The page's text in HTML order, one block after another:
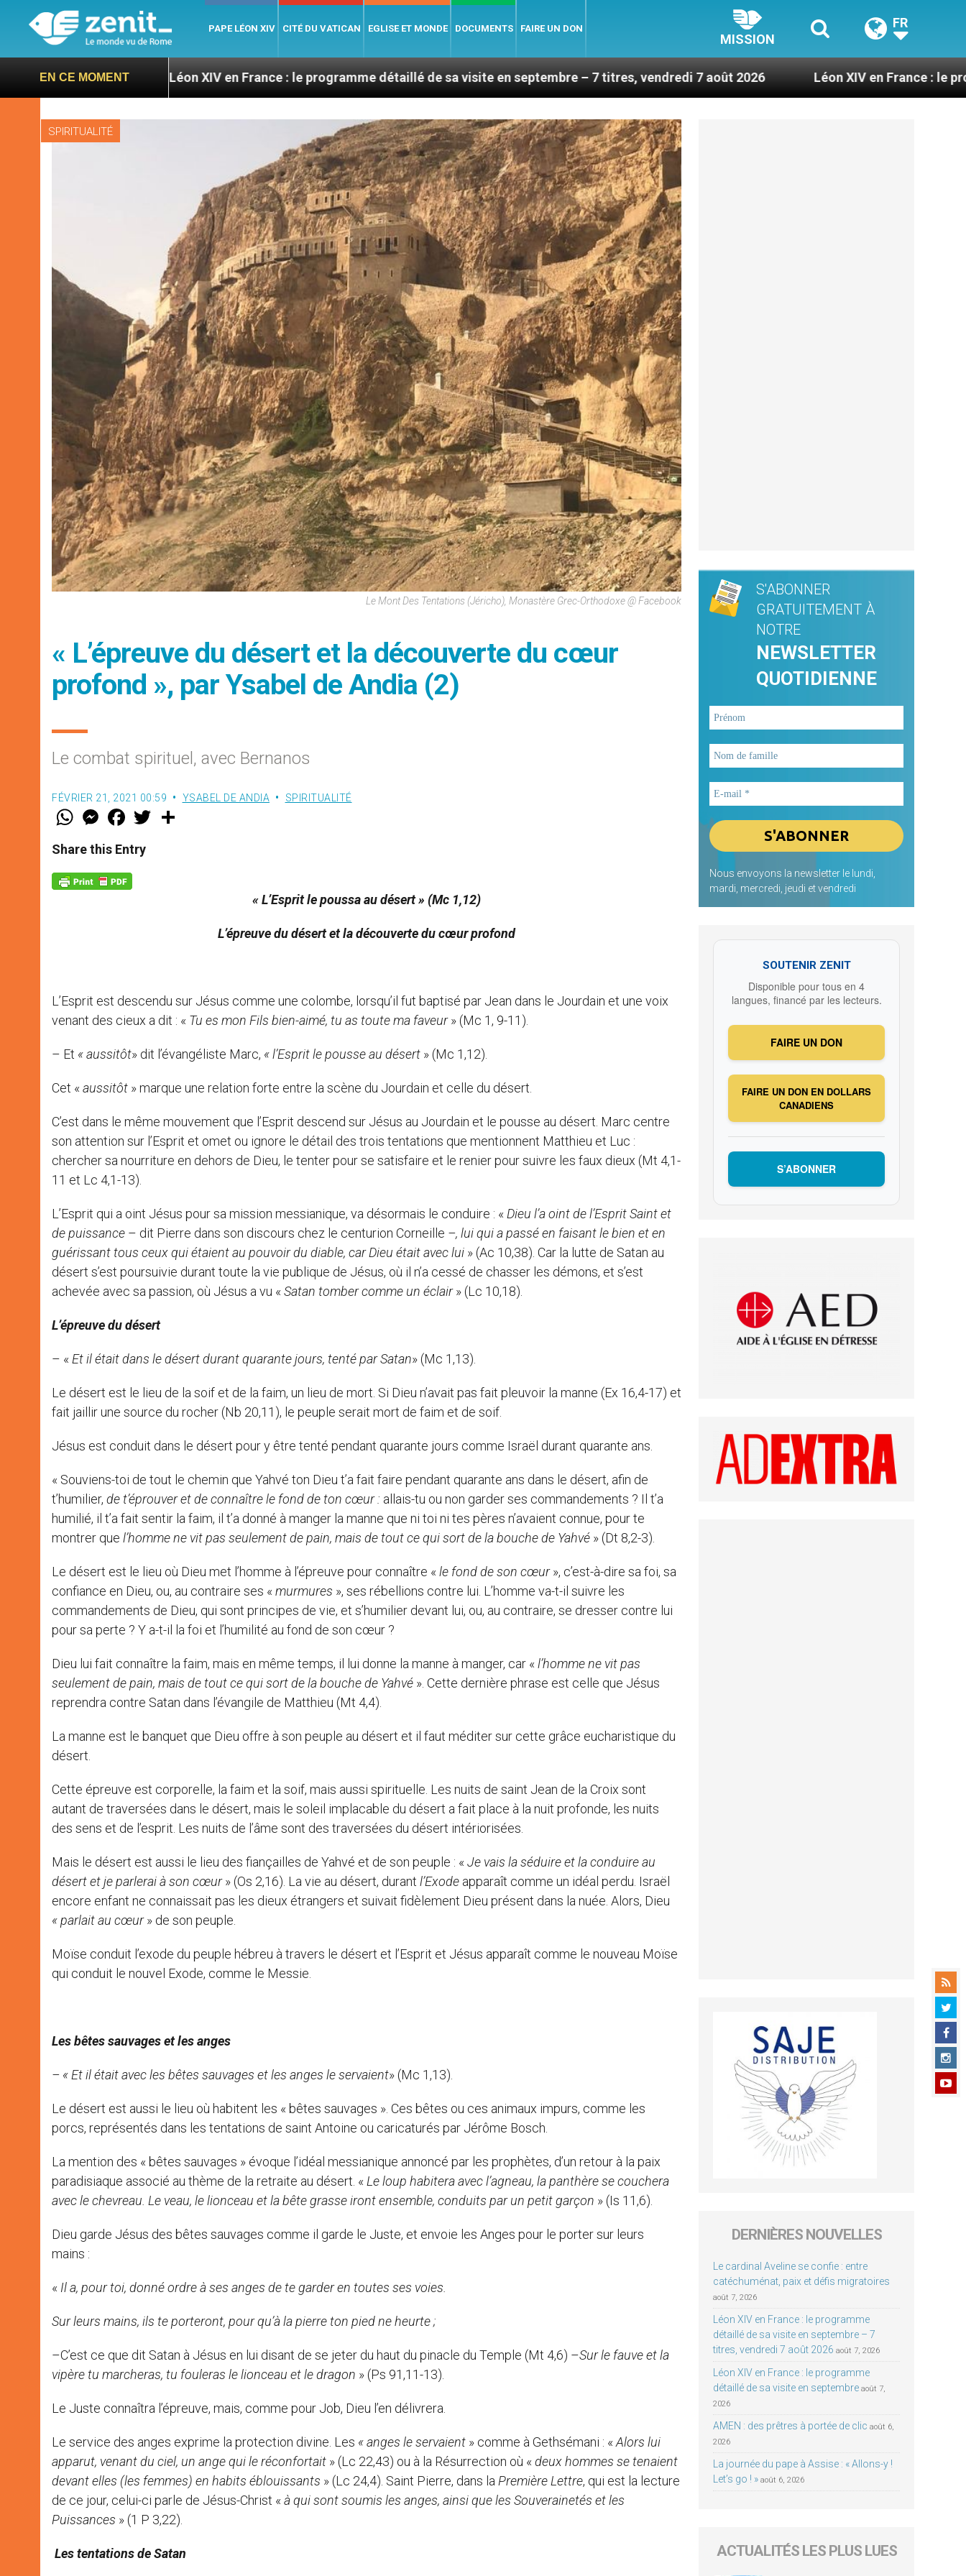
PAPE LÉON XIV CITÉ DU VATICAN EGLISE ET MONDE DOCUMENTS FAIRE UN DON
MISSION
FR
EN CE MOMENTLéon XIV en France : le programme détaillé de sa visite en septembre – 7 titres, vendredi 7 août 2026 Léon XIV en France : le programme
SPIRITUALITÉ
Le Mont Des Tentations (Jéricho), Monastère Grec-Orthodoxe @ Facebook
« L’épreuve du désert et la découverte du cœur
profond », par Ysabel de Andia (2)
Le combat spirituel, avec Bernanos
FÉVRIER 21, 2021 00:59 YSABEL DE ANDIA SPIRITUALITÉ
W
t
s
p
p
M
e
s
e
g
e
F
a
e
b
k
w
Share this Entry
« L’Esprit le poussa au désert » (Mc 1,12)
L’épreuve du désert et la découverte du cœur profond
L’Esprit est descendu sur Jésus comme une colombe, lorsqu’il fut baptisé par Jean dans le Jourdain et une voix
venant des cieux a dit : « Tu es mon Fils bien-aimé, tu as toute ma faveur» (Mc 1, 9-11).
– Et « aussitôt» dit l’évangéliste Marc, « l’Esprit le pousse au désert » (Mc 1,12).
Cet « aussitôt » marque une relation forte entre la scène du Jourdain et celle du désert.
C’est dans le même mouvement que l’Esprit descend sur Jésus au Jourdain et le pousse au désert. Marc centre
son attention sur l’Esprit et omet ou ignore le détail des trois tentations que mentionnent Matthieu et Luc :
chercher sa nourriture en dehors de Dieu, le tenter pour se satisfaire et le renier pour suivre les faux dieux (Mt 4,1-
11 et Lc 4,1-13).
L’Esprit qui a oint Jésus pour sa mission messianique, va désormais le conduire : « Dieu l’a oint de l’Esprit Saint et
de puissance – dit Pierre dans son discours chez le centurion Corneille –, lui qui a passé en faisant le bien et en
guérissant tous ceux qui étaient au pouvoir du diable, car Dieu était avec lui » (Ac 10,38). Car la lutte de Satan au
désert s’est poursuivie durant toute la vie publique de Jésus, où il n’a cessé de chasser les démons, et s’est
achevée avec sa passion, où Jésus a vu « Satan tomber comme un éclair» (Lc 10,18).
L’épreuve du désert
– « Et il était dans le désert durant quarante jours, tenté par Satan» (Mc 1,13).
Le désert est le lieu de la soif et de la faim, un lieu de mort. Si Dieu n’avait pas fait pleuvoir la manne (Ex 16,4-17) et
fait jaillir une source du rocher (Nb 20,11), le peuple serait mort de faim et de soif.
Jésus est conduit dans le désert pour y être tenté pendant quarante jours comme Israël durant quarante ans.
« Souviens-toi de tout le chemin que Yahvé ton Dieu t’a fait faire pendant quarante ans dans le désert, afin de
t’humilier, de t’éprouver et de connaître le fond de ton cœur : allais-tu ou non garder ses commandements ? Il t’a
humilié, il t’a fait sentir la faim, il t’a donné à manger la manne que ni toi ni tes pères n’avaient connue, pour te
montrer que l’homme ne vit pas seulement de pain, mais de tout ce qui sort de la bouche de Yahvé » (Dt 8,2-3).
Le désert est le lieu où Dieu met l’homme à l’épreuve pour connaître « le fond de son cœur», c’est-à-dire sa foi, sa
confiance en Dieu, ou, au contraire ses « murmures », ses rébellions contre lui. L’homme va-t-il suivre les
commandements de Dieu, qui sont principes de vie, et s’humilier devant lui, ou, au contraire, se dresser contre lui
pour sa perte ? Y a-t-il la foi et l’humilité au fond de son cœur ?
Dieu lui fait connaître la faim, mais en même temps, il lui donne la manne à manger, car « l’homme ne vit pas
seulement de pain, mais de tout ce qui sort de la bouche de Yahvé ». Cette dernière phrase est celle que Jésus
reprendra contre Satan dans l’évangile de Matthieu (Mt 4,4).
La manne est le banquet que Dieu offre à son peuple au désert et il faut méditer sur cette grâce eucharistique du
désert.
Cette épreuve est corporelle, la faim et la soif, mais aussi spirituelle. Les nuits de saint Jean de la Croix sont
autant de traversées dans le désert, mais le soleil implacable du désert a fait place à la nuit profonde, les nuits
des sens et de l’esprit. Les nuits de l’âme sont des traversées du désert intériorisées.
Mais le désert est aussi le lieu des fiançailles de Yahvé et de son peuple : « Je vais la séduire et la conduire au
désert et je parlerai à son cœur» (Os 2,16). La vie au désert, durant l’Exode apparaît comme un idéal perdu. Israël
encore enfant ne connaissait pas les dieux étrangers et suivait fidèlement Dieu présent dans la nuée. Alors, Dieu
« parlait au cœur» de son peuple.
Moïse conduit l’exode du peuple hébreu à travers le désert et l’Esprit et Jésus apparaît comme le nouveau Moïse
qui conduit le nouvel Exode, comme le Messie.
Les bêtes sauvages et les anges
– « Et il était avec les bêtes sauvages et les anges le servaient» (Mc 1,13).
Le désert est aussi le lieu où habitent les « bêtes sauvages ». Ces bêtes ou ces animaux impurs, comme les
porcs, représentés dans les tentations de saint Antoine ou caricaturés par Jérôme Bosch.
La mention des « bêtes sauvages » évoque l’idéal messianique annoncé par les prophètes, d’un retour à la paix
paradisiaque associé au thème de la retraite au désert. « Le loup habitera avec l’agneau, la panthère se couchera
avec le chevreau. Le veau, le lionceau et la bête grasse iront ensemble, conduits par un petit garçon » (Is 11,6).
Dieu garde Jésus des bêtes sauvages comme il garde le Juste, et envoie les Anges pour le porter sur leurs
mains :
« Il a, pour toi, donné ordre à ses anges de te garder en toutes ses voies.
Sur leurs mains, ils te porteront, pour qu’à la pierre ton pied ne heurte ;
–C’est ce que dit Satan à Jésus en lui disant de se jeter du haut du pinacle du Temple (Mt 4,6) –Sur le fauve et la
vipère tu marcheras, tu fouleras le lionceau et le dragon » (Ps 91,11-13).
Le Juste connaîtra l’épreuve, mais, comme pour Job, Dieu l’en délivrera.
Le service des anges exprime la protection divine. Les « anges le servaient » comme à Gethsémani : « Alors lui
apparut, venant du ciel, un ange qui le réconfortait » (Lc 22,43) ou à la Résurrection où « deux hommes se tenaient
devant elles (les femmes) en habits éblouissants » (Lc 24,4). Saint Pierre, dans la Première Lettre, qui est la lecture
de ce jour, celui-ci parle de Jésus-Christ « à qui sont soumis les anges, ainsi que les Souverainetés et les
Puissances » (1 P 3,22).
Les tentations de Satan
S'ABONNER
GRATUITEMENT À
NOTRE
NEWSLETTER
QUOTIDIENNE
Nous envoyons la newsletter le lundi,
mardi, mercredi, jeudi et vendredi
SOUTENIR ZENIT
Disponible pour tous en 4
langues, financé par les lecteurs.
FAIRE UN DON
FAIRE UN DON EN DOLLARS
CANADIENS
S’ABONNER
DERNIÈRES NOUVELLES
Le cardinal Aveline se confie : entre
catéchuménat, paix et défis migratoires
août 7, 2026
Léon XIV en France : le programme
détaillé de sa visite en septembre – 7
titres, vendredi 7 août 2026 août 7, 2026
Léon XIV en France : le programme
détaillé de sa visite en septembre août 7,
2026
AMEN : des prêtres à portée de clic août 6,
2026
La journée du pape à Assise : « Allons-y !
Let’s go ! » août 6, 2026
ACTUALITÉS LES PLUS LUES